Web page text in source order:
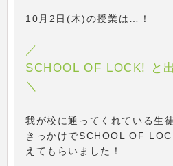
10月2日(木)の授業は…！
／
SCHOOL OF LOCK! と
＼
我が校に通ってくれている生
きっかけでSCHOOL OF
えてもらいました！